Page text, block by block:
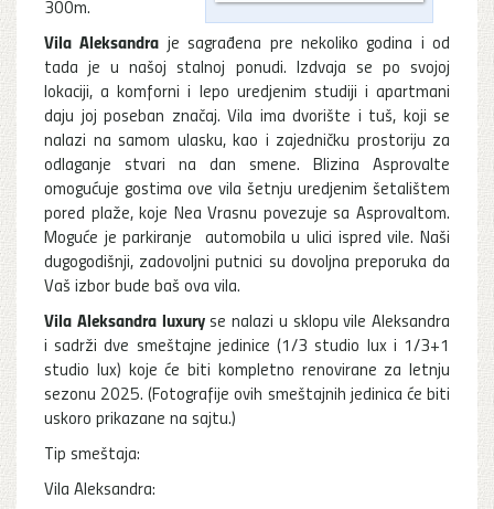
300m.
Vila Aleksandra je sagrađena pre nekoliko godina i od
tada je u našoj stalnoj ponudi. Izdvaja se po svojoj
lokaciji, a komforni i lepo uredjenim studiji i apartmani
daju joj poseban značaj. Vila ima dvorište i tuš, koji se
nalazi na samom ulasku, kao i zajedničku prostoriju za
odlaganje stvari na dan smene. Blizina Asprovalte
omogućuje gostima ove vila šetnju uredjenim šetalištem
pored plaže, koje Nea Vrasnu povezuje sa Asprovaltom.
Moguće je parkiranje automobila u ulici ispred vile. Naši
dugogodišnji, zadovoljni putnici su dovoljna preporuka da
Vaš izbor bude baš ova vila.
Vila Aleksandra luxuryse nalazi u sklopu vile Aleksandra
i sadrži dve smeštajne jedinice (1/3 studio lux i 1/3+1
studio lux) koje će biti kompletno renovirane za letnju
sezonu 2025. (Fotografije ovih smeštajnih jedinica će biti
uskoro prikazane na sajtu.)
Tip smeštaja:
Vila Aleksandra: